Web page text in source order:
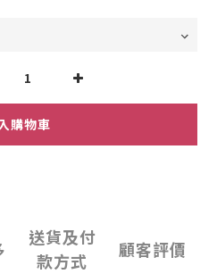
購物車
送貨及付
款方式
顧客評價